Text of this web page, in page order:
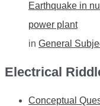
Earthquake in
power plant
in General
Electrical
Conceptual